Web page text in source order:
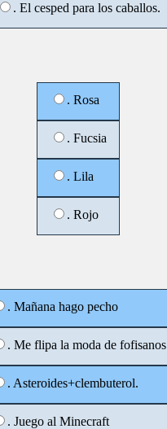
. El cesped para los caballos.
. Rosa
. Fucsia
. Lila
. Rojo
. Mañana hago pecho
. Me flipa la moda de fofisanos
. Asteroides+clembuterol.
. Juego al Minecraft